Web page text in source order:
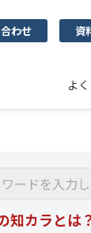
わせ 資
よ
知カラとは